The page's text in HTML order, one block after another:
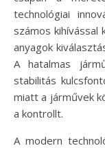
technológiai
számos kihívással
anyagok
A hatalmas
stabilitás
miatt a járművek
a kontrollt.
A modern